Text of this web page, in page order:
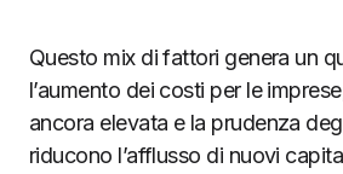
Questo mix di fattori genera un
l’aumento dei costi per le
ancora elevata e la prudenza
riducono l’afflusso di nuovi